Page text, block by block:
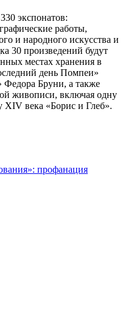
экспонатов:
работы,
и народного искусства и
30 произведений будут
местах хранения в
день Помпеи»
Бруни, а также
живописи, включая одну
века «Борис и Глеб».
профанация